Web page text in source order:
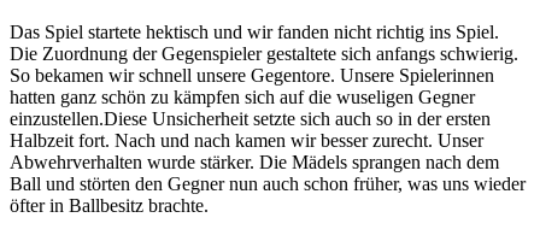
Das Spiel startete hektisch und wir fanden nicht richtig ins Spiel.
Die Zuordnung der Gegenspieler gestaltete sich anfangs schwierig.
So bekamen wir schnell unsere Gegentore. Unsere Spielerinnen
hatten ganz schön zu kämpfen sich auf die wuseligen Gegner
einzustellen.Diese Unsicherheit setzte sich auch so in der ersten
Halbzeit fort. Nach und nach kamen wir besser zurecht. Unser
Abwehrverhalten wurde stärker. Die Mädels sprangen nach dem
Ball und störten den Gegner nun auch schon früher, was uns wieder
öfter in Ballbesitz brachte.